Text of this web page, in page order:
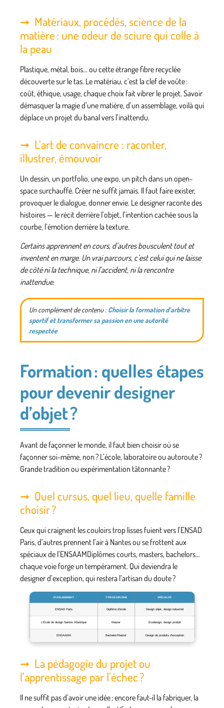
Matériaux, procédés, science de la
matière : une odeur de sciure qui colle à
la peau
Plastique, métal, bois… ou cette étrange fibre recyclée
découverte sur le tas. Le matériau, c’est la clef de voûte :
coût, éthique, usage, chaque choix fait vibrer le projet. Savoir
démasquer la magie d’une matière, d’un assemblage, voilà qui
déplace un projet du banal vers l’inattendu.
L’art de convaincre : raconter,
illustrer, émouvoir
Un dessin, un portfolio, une expo, un pitch dans un open-
space surchauffé. Créer ne suffit jamais. Il faut faire exister,
provoquer le dialogue, donner envie. Le designer raconte des
histoires — le récit derrière l’objet, l’intention cachée sous la
courbe, l’émotion derrière la texture.
Certains apprennent en cours, d’autres bousculent tout et
inventent en marge. Un vrai parcours, c’est celui qui ne laisse
de côté ni la technique, ni l’accident, ni la rencontre
inattendue.
Un complément de contenu :Choisir la formation d’arbitre
sportif et transformer sa passion en une autorité
respectée
Formation : quelles étapes
pour devenir designer
d’objet ?
Avant de façonner le monde, il faut bien choisir où se
façonner soi-même, non ? L’école, laboratoire ou autoroute ?
Grande tradition ou expérimentation tâtonnante ?
Quel cursus, quel lieu, quelle famille
choisir ?
Ceux qui craignent les couloirs trop lisses fuient vers l’ENSAD
Paris, d’autres prennent l’air à Nantes ou se frottent aux
spéciaux de l’ENSAAMDiplômes courts, masters, bachelors…
chaque voie forge un tempérament. Qui deviendra le
designer d’exception, qui restera l’artisan du doute ?
ÉTABLISSEMENT TYPE DE DIPLÔME SPÉCIALITÉ
ENSAD Paris Diplôme d’école Design objet, design industriel
L’École de design Nantes Atlantique Master Écodesign, design produit
ENSAAMA Bachelor/Master Design de produits d’exception
La pédagogie du projet ou
l’apprentissage par l’échec ?
Il ne suffit pas d’avoir une idée ; encore faut-il la fabriquer, la